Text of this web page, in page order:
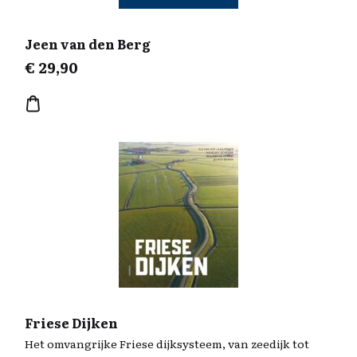
Jeen van den Berg
€ 29,90
Friese Dijken
Het omvangrijke Friese dijksysteem, van zeedijk tot